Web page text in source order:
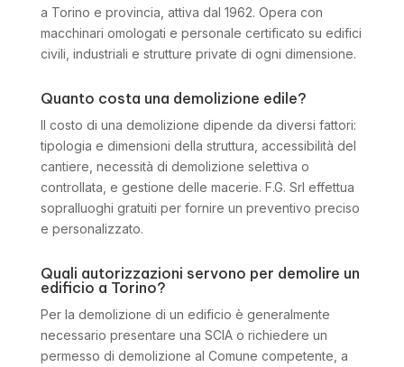
a Torino e provincia, attiva dal 1962. Opera con
macchinari omologati e personale certificato su edifici
civili, industriali e strutture private di ogni dimensione.
Quanto costa una demolizione edile?
Il costo di una demolizione dipende da diversi fattori:
tipologia e dimensioni della struttura, accessibilità del
cantiere, necessità di demolizione selettiva o
controllata, e gestione delle macerie. F.G. Srl effettua
sopralluoghi gratuiti per fornire un preventivo preciso
e personalizzato.
Quali autorizzazioni servono per demolire un
edificio a Torino?
Per la demolizione di un edificio è generalmente
necessario presentare una SCIA o richiedere un
permesso di demolizione al Comune competente, a